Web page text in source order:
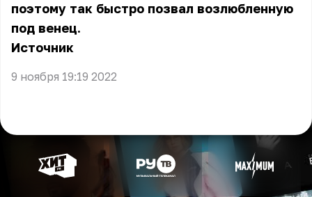
поэтому так быстро позвал возлюбленную
под венец.
Источник
9 ноября 19:19 2022